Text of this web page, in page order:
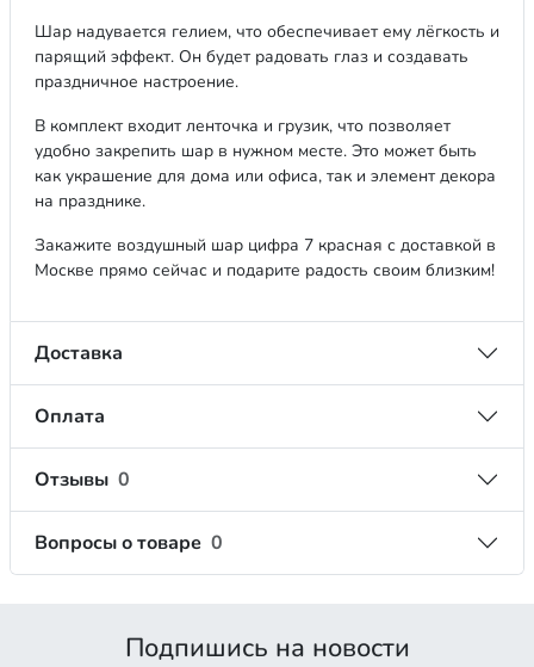
Шар надувается гелием, что обеспечивает ему лёгкость и
парящий эффект. Он будет радовать глаз и создавать
праздничное настроение.
В комплект входит ленточка и грузик, что позволяет
удобно закрепить шар в нужном месте. Это может быть
как украшение для дома или офиса, так и элемент декора
на празднике.
Закажите воздушный шар цифра 7 красная с доставкой в
Москве прямо сейчас и подарите радость своим близким!
Доставка
Оплата
Отзывы 0
Вопросы о товаре 0
Подпишись на новости